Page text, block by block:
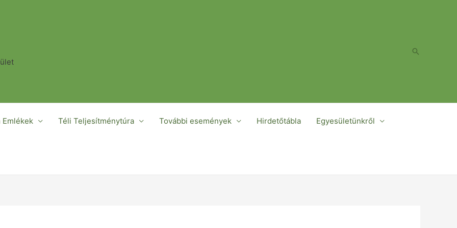
Search
Emlékek Téli Teljesítménytúra További események Hirdetőtábla Egyesületünkről